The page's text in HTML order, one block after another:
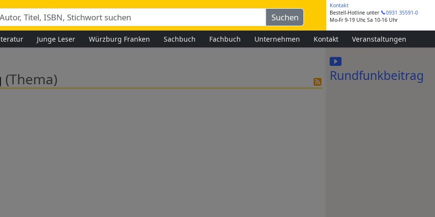
Kontakt
Bestell-Hotline unter
0931 35591-0
Mo-Fr 9-19 Uhr, Sa 10-16 Uhr
Junge Leser Würzburg Franken Sachbuch Fachbuch Unternehmen Kontakt Veranstaltungen
(Thema) Rundfunkbeitrag